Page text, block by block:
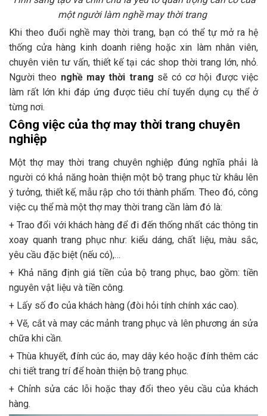
một người làm nghề may thời trang
Khi theo đuổi nghề may thời trang, bạn có thể tự mở ra hệ
thống cửa hàng kinh doanh riêng hoặc xin làm nhân viên,
chuyên viên tư vấn, thiết kế tại các shop thời trang lớn, nhỏ.
Người theo nghề may thời trang sẽ có cơ hội được việc
làm rất lớn khi đáp ứng được tiêu chí tuyển dụng cụ thể ở
từng nơi.
Công việc của thợ may thời trang chuyên
nghiệp
Một thợ may thời trang chuyên nghiệp đúng nghĩa phải là
người có khả năng hoàn thiện một bộ trang phục từ khâu lên
ý tưởng, thiết kế, mẫu rập cho tới thành phẩm. Theo đó, công
việc cụ thể mà một thợ may thời trang cần làm đó là:
+ Trao đổi với khách hàng để đi đến thống nhất các thông tin
xoay quanh trang phục như: kiểu dáng, chất liệu, màu sắc,
yêu cầu đặc biệt (nếu có),…
+ Khả năng định giá tiền của bộ trang phục, bao gồm: tiền
nguyên vật liệu và tiền công.
+ Lấy số đo của khách hàng (đòi hỏi tính chính xác cao).
+ Vẽ, cắt và may các mảnh trang phục và lên phương án sửa
chữa khi cần.
+ Thùa khuyết, đính cúc áo, may dây kéo hoặc đính thêm các
chi tiết trang trí để hoàn thiện bộ trang phục.
+ Chỉnh sửa các lỗi hoặc thay đổi theo yêu cầu của khách
hàng.